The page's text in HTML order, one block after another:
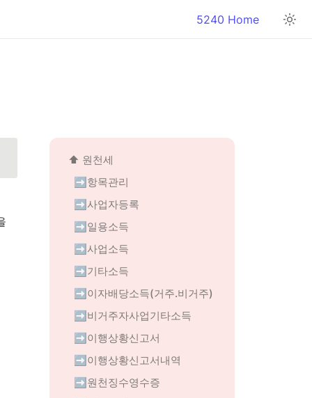
5240 Home
⬆️ 원천세
➡️항목관리
➡️사업자등록
➡️일용소득
➡️사업소득
➡️기타소득
➡️이자배당소득(거주.비거주)
➡️비거주자사업기타소득
➡️이행상황신고서
➡️이행상황신고서내역
➡️원천징수영수증